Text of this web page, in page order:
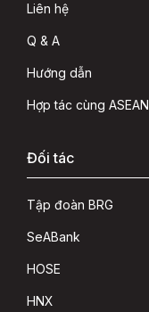
Liên hệ
Q & A
Hướng dẫn
Hợp tác cùng ASEAN
Đối tác
Tập đoàn BRG
SeABank
HOSE
HNX